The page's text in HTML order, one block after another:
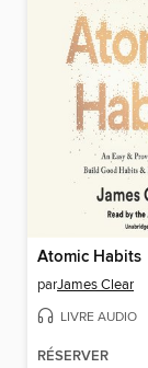
Atomic Habits
parJames Clear
LIVRE AUDIO
RÉSERVER